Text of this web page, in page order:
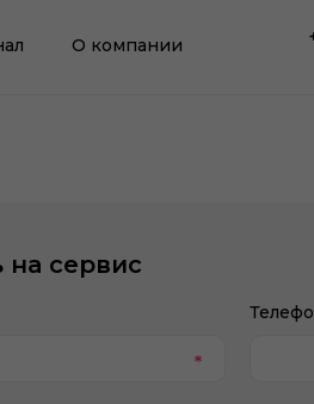
О компании
на сервис